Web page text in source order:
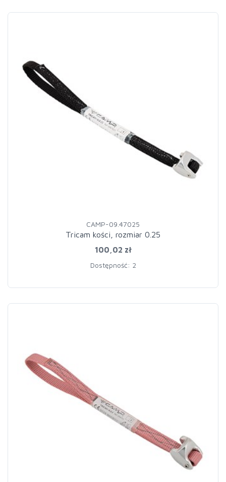
CAMP-09.47025
Tricam kości, rozmiar 0.25
100,02 zł
Dostępność: 2